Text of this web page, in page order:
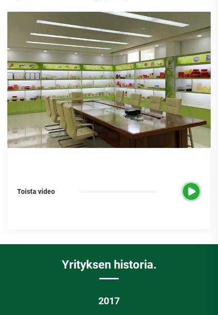
Toista video
Yrityksen historia.
2017